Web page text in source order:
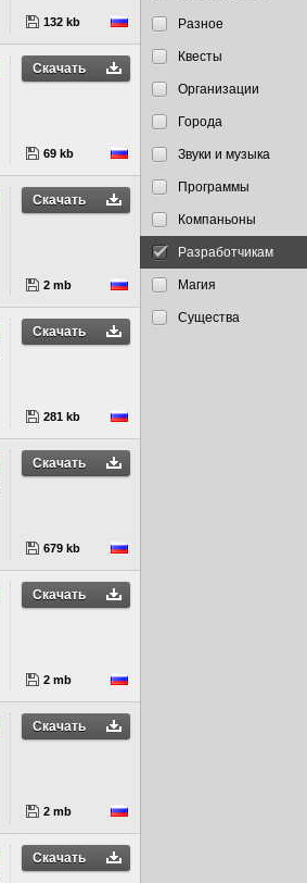
Разное
Квесты
Организации
Города
Звуки и музыка
Программы
Компаньоны
Разработчикам
Магия
Существа
132 kb
Скачать
69 kb
Скачать
2 mb
Скачать
281 kb
Скачать
679 kb
Скачать
2 mb
Скачать
2 mb
Скачать